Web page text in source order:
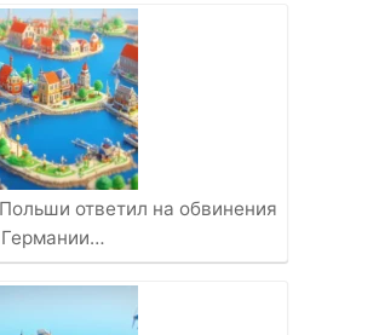
ответил на обвинения
Германии…